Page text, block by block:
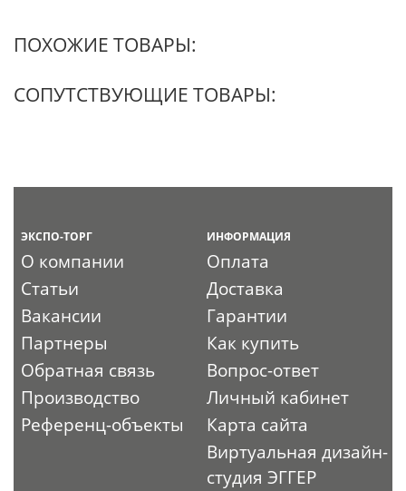
ПОХОЖИЕ ТОВАРЫ:
СОПУТСТВУЮЩИЕ ТОВАРЫ:
ЭКСПО-ТОРГ
О компании
Статьи
Вакансии
Партнеры
Обратная связь
Производство
Референц-объекты
ИНФОРМАЦИЯ
Оплата
Доставка
Гарантии
Как купить
Вопрос-ответ
Личный кабинет
Карта сайта
Виртуальная дизайн-
студия ЭГГЕР